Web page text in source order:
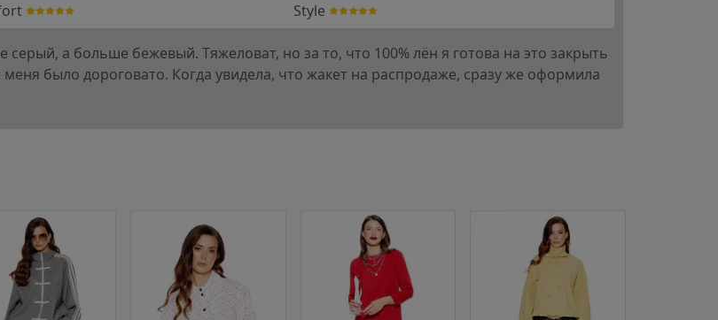
Style
а больше бежевый. Тяжеловат, но за то, что 100% лён я готова на это закрыть
было дороговато. Когда увидела, что жакет на распродаже, сразу же оформила